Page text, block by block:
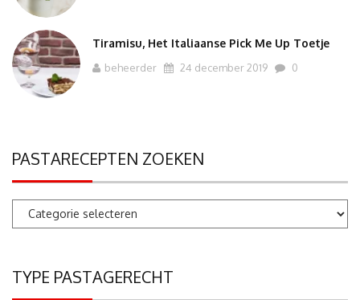
Tiramisu, Het Italiaanse Pick Me Up Toetje
beheerder 24 december 2019 0
PASTARECEPTEN ZOEKEN
Pastarecepten
TYPE PASTAGERECHT